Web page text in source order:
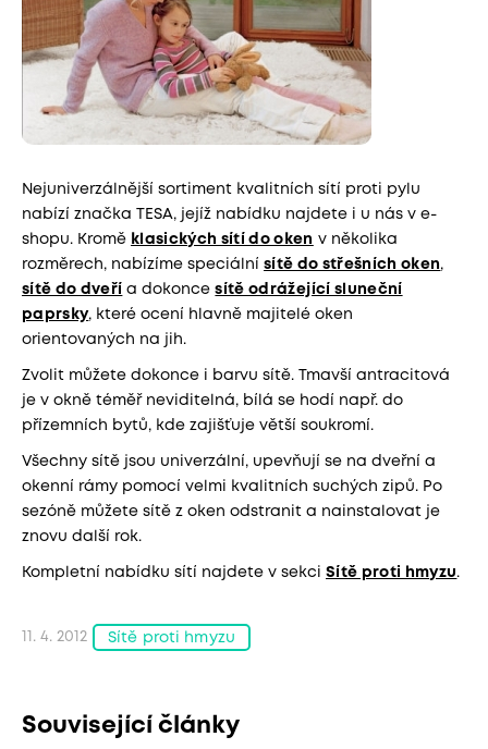
Nejuniverzálnější sortiment kvalitních sítí proti pylu
nabízí značka TESA, jejíž nabídku najdete i u nás v e-
shopu. Kromě klasických sítí do oken v několika
rozměrech, nabízíme speciální sítě do střešních oken,
sítě do dveří a dokoncesítě odrážející sluneční
paprsky, které ocení hlavně majitelé oken
orientovaných na jih.
Zvolit můžete dokonce i barvu sítě. Tmavší antracitová
je v okně téměř neviditelná, bílá se hodí např. do
přízemních bytů, kde zajišťuje větší soukromí.
Všechny sítě jsou univerzální, upevňují se na dveřní a
okenní rámy pomocí velmi kvalitních suchých zipů. Po
sezóně můžete sítě z oken odstranit a nainstalovat je
znovu další rok.
Kompletní nabídku sítí najdete v sekci Sítě proti hmyzu.
11. 4. 2012 Sítě proti hmyzu
Související články